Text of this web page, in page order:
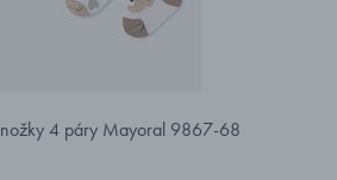
4 páry Mayoral 9867-68